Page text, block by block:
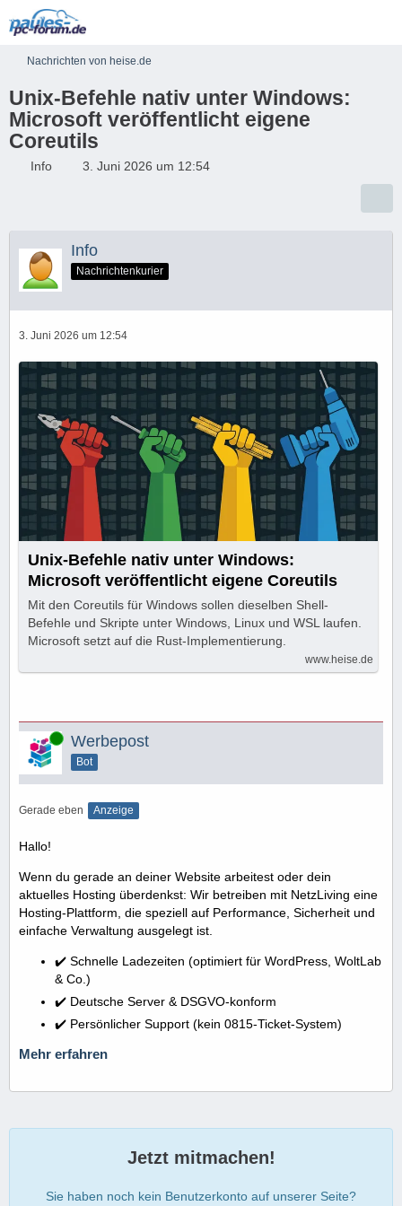
Nachrichten von heise.de
Unix-Befehle nativ unter Windows:
Microsoft veröffentlicht eigene
Coreutils
Info 3. Juni 2026 um 12:54
Info
Nachrichtenkurier
3. Juni 2026 um 12:54
Unix-Befehle nativ unter Windows:
Microsoft veröffentlicht eigene Coreutils
Mit den Coreutils für Windows sollen dieselben Shell-
Befehle und Skripte unter Windows, Linux und WSL laufen.
Microsoft setzt auf die Rust-Implementierung.
www.heise.de
Online Werbepost
Bot
Gerade eben Anzeige
Hallo!
Wenn du gerade an deiner Website arbeitest oder dein
aktuelles Hosting überdenkst: Wir betreiben mit NetzLiving eine
Hosting-Plattform, die speziell auf Performance, Sicherheit und
einfache Verwaltung ausgelegt ist.
✔️ Schnelle Ladezeiten (optimiert für WordPress, WoltLab
& Co.)
✔️ Deutsche Server & DSGVO-konform
✔️ Persönlicher Support (kein 0815-Ticket-System)
Mehr erfahren
Jetzt mitmachen!
Sie haben noch kein Benutzerkonto auf unserer Seite?